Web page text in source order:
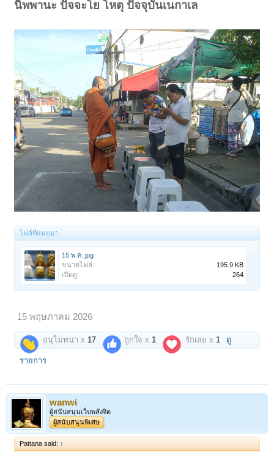
นิพพานะ ปัจจะโย โหตุ ปัจจุบันเนกาเล
ไฟล์ที่แนบมา:
15 พ.ค..jpg
ขนาดไฟล์:
195.9 KB
เปิดดู:
264
15 พฤษภาคม 2026
อนุโมทนา x17 ถูกใจ x1 รักเลย x1 ดู
รายการ
wanwi
ผู้สนับสนุนเว็บพลังจิต
ผู้สนับสนุนพิเศษ
Pattana said: ↑